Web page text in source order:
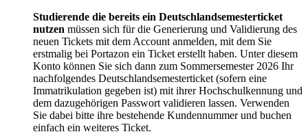
Studierende die bereits ein Deutschlandsemesterticket
nutzen müssen sich für die Generierung und Validierung des
neuen Tickets mit dem Account anmelden, mit dem Sie
erstmalig bei Portazon ein Ticket erstellt haben. Unter diesem
Konto können Sie sich dann zum Sommersemester 2026 Ihr
nachfolgendes Deutschlandsemesterticket (sofern eine
Immatrikulation gegeben ist) mit ihrer Hochschulkennung und
dem dazugehörigen Passwort validieren lassen. Verwenden
Sie dabei bitte ihre bestehende Kundennummer und buchen
einfach ein weiteres Ticket.